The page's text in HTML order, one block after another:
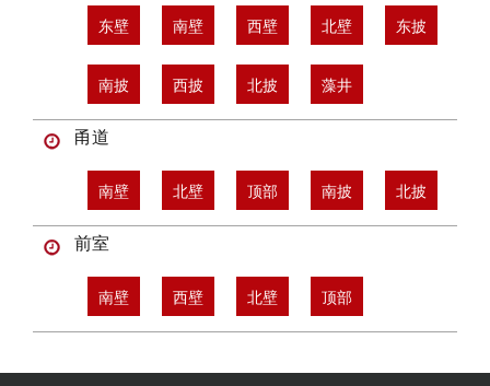
东壁 南壁 西壁 北壁 东披
南披 西披 北披 藻井
甬道
南壁 北壁 顶部 南披 北披
前室
南壁 西壁 北壁 顶部